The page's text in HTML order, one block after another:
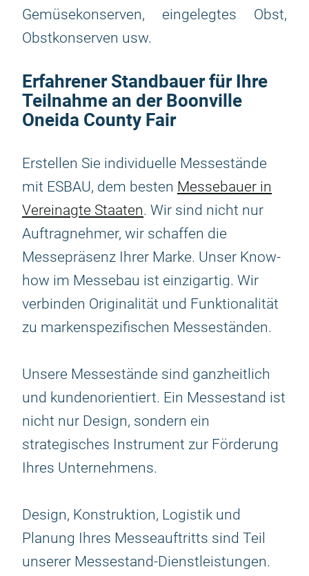
Gemüsekonserven, eingelegtes Obst,
Obstkonserven usw.
Erfahrener Standbauer für Ihre
Teilnahme an der Boonville
Oneida County Fair
Erstellen Sie individuelle Messestände
mit ESBAU, dem besten Messebauer in
Vereinagte Staaten. Wir sind nicht nur
Auftragnehmer, wir schaffen die
Messepräsenz Ihrer Marke. Unser Know-
how im Messebau ist einzigartig. Wir
verbinden Originalität und Funktionalität
zu markenspezifischen Messeständen.
Unsere Messestände sind ganzheitlich
und kundenorientiert. Ein Messestand ist
nicht nur Design, sondern ein
strategisches Instrument zur Förderung
Ihres Unternehmens.
Design, Konstruktion, Logistik und
Planung Ihres Messeauftritts sind Teil
unserer Messestand-Dienstleistungen.